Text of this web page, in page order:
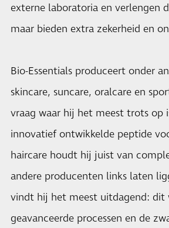
externe laboratoria en verlengen
maar bieden extra zekerheid en
Bio-Essentials produceert onder
skincare, suncare, oralcare en
vraag waar hij het meest trots op
innovatief ontwikkelde peptide
haircare houdt hij juist van
andere producenten links laten
vindt hij het meest uitdagend: dit
geavanceerde processen en de